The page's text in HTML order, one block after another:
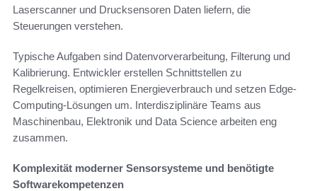
Laserscanner und Drucksensoren Daten liefern, die
Steuerungen verstehen.
Typische Aufgaben sind Datenvorverarbeitung, Filterung und
Kalibrierung. Entwickler erstellen Schnittstellen zu
Regelkreisen, optimieren Energieverbrauch und setzen Edge-
Computing-Lösungen um. Interdisziplinäre Teams aus
Maschinenbau, Elektronik und Data Science arbeiten eng
zusammen.
Komplexität moderner Sensorsysteme und benötigte
Softwarekompetenzen